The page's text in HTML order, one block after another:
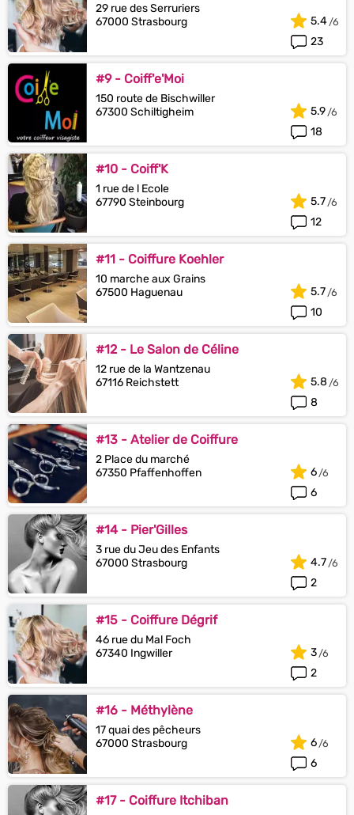
29 rue des Serruriers
67000 Strasbourg
23
5.4
#9 - Coiff'e'Moi
150 route de Bischwiller
67300 Schiltigheim
18
5.9
#10 - Coiff'K
1 rue de l Ecole
67790 Steinbourg
12
5.7
#11 - Coiffure Koehler
10 marche aux Grains
67500 Haguenau
10
5.7
#12 - Le Salon de Céline
12 rue de la Wantzenau
67116 Reichstett
8
5.8
#13 - Atelier de Coiffure
2 Place du marché
67350 Pfaffenhoffen
6
6
#14 - Pier'Gilles
3 rue du Jeu des Enfants
67000 Strasbourg
2
4.7
#15 - Coiffure Dégrif
46 rue du Mal Foch
67340 Ingwiller
2
3
#16 - Méthylène
17 quai des pêcheurs
67000 Strasbourg
6
6
#17 - Coiffure Itchiban